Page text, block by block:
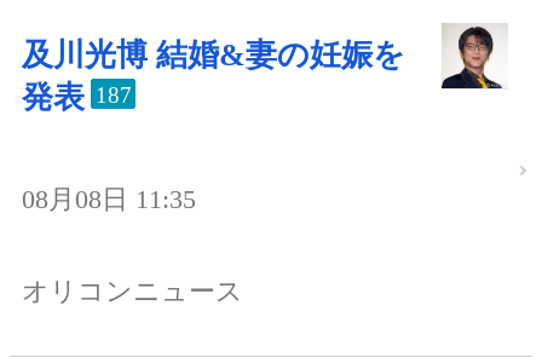
及川光博 結婚&妻の妊娠を
発表 187
08月08日 11:35
オリコンニュース